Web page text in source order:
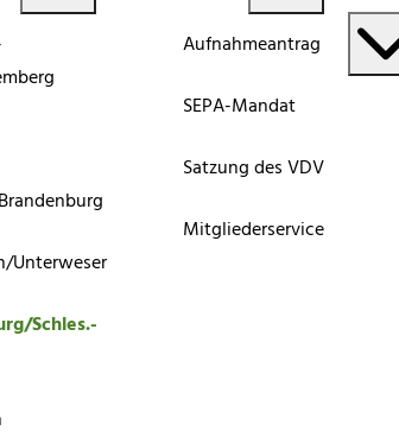
Unterweser
Schles.-
Aufnahmeantrag
SEPA-Mandat
Satzung des VDV
Mitgliederservice